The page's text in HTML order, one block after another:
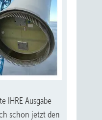
IHRE Ausgabe
schon jetzt den